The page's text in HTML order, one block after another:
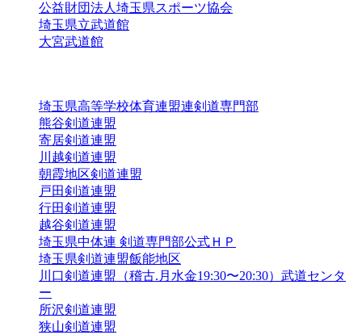
公益財団法人埼玉県スポーツ協会
埼玉県立武道館
大宮武道館
埼玉県高等学校体育連盟連剣道専門部
熊谷剣道連盟
寄居剣道連盟
川越剣道連盟
朝霞地区剣道連盟
戸田剣道連盟
行田剣道連盟
越谷剣道連盟
埼玉県中体連 剣道専門部公式ＨＰ
埼玉県剣道連盟飯能地区
川口剣道連盟（稽古.月水金19:30〜20:30）武道センタ
ー
所沢剣道連盟
狭山剣道連盟